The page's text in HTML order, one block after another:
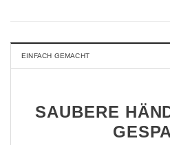
EINFACH GEMACHT
SAUBERE